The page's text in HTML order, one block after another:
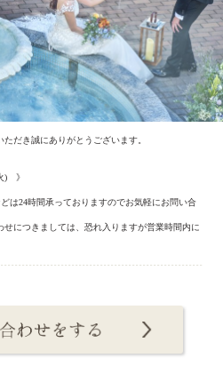
だき誠にありがとうございます。
) 》
は24時間承っておりますのでお気軽にお問い合
につきましては、恐れ入りますが営業時間内に